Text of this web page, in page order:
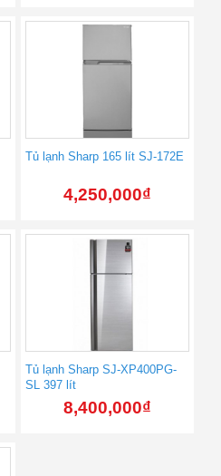
Tủ lạnh Sharp 165 lít SJ-172E
4,250,000₫
Tủ lạnh Sharp SJ-XP400PG-
SL 397 lít
8,400,000₫